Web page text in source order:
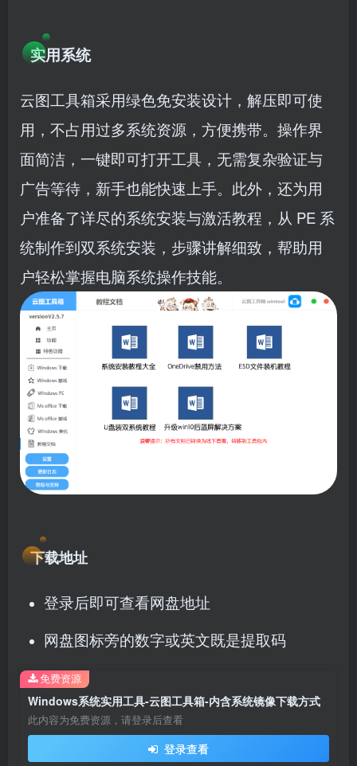
实用系统​
云图工具箱采用绿色免安装设计，解压即可使
用，不占用过多系统资源，方便携带。操作界
面简洁，一键即可打开工具，无需复杂验证与
广告等待，新手也能快速上手。此外，还为用
户准备了详尽的系统安装与激活教程，从 PE 系
统制作到双系统安装，步骤讲解细致，帮助用
户轻松掌握电脑系统操作技能。​
下载地址
登录后即可查看网盘地址
网盘图标旁的数字或英文既是提取码
Windows系统实用工具-云图工具箱-内含系统镜像下载方式
此内容为免费资源，请登录后查看
登录查看
免费资源